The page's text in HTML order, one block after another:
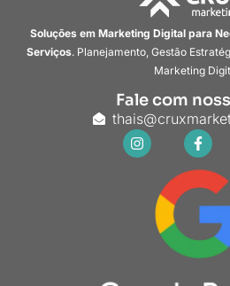
Soluções em Marketing Digital para
Serviços. Planejamento, Gestão
Marketing
Fale com